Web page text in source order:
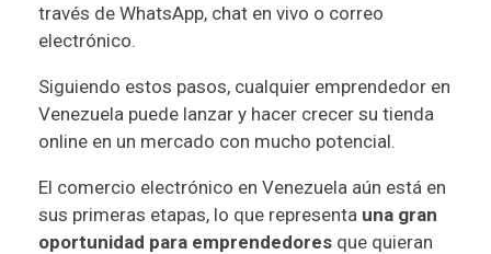
través de WhatsApp, chat en vivo o correo
electrónico.
Siguiendo estos pasos, cualquier emprendedor en
Venezuela puede lanzar y hacer crecer su tienda
online en un mercado con mucho potencial.
El comercio electrónico en Venezuela aún está en
sus primeras etapas, lo que representa una gran
oportunidad para emprendedores que quieran